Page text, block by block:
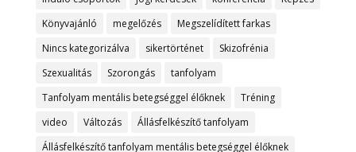
Könyvajánló
megelőzés
Megszelídített farkas
Nincs kategorizálva
sikertörténet
Skizofrénia
Szexualitás
Szorongás
tanfolyam
Tanfolyam mentális betegséggel élőknek
Tréning
video
Változás
Állásfelkészítő tanfolyam
Állásfelkészítő tanfolyam mentális betegséggel élőknek